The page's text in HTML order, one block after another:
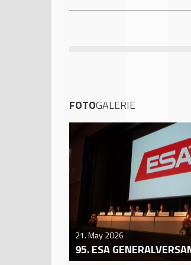
FOTOGALERIE
21. May 2026
95. ESA